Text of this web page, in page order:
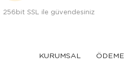
256bit SSL ile güvendesiniz
KURUMSAL ÖDEME